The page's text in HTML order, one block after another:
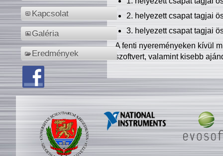
Kapcsolat
Galéria
Eredmények
2. helyezett csapat tagjai
3. helyezett csapat tagjai
A fenti nyereményeken kívül
szoftvert, valamint kisebb